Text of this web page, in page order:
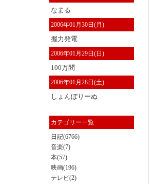
なまる
2006年01月30日(月)
握力発電
2006年01月29日(日)
100万問
2006年01月28日(土)
しょんぼりーぬ
カテゴリー一覧
日記(6766)
音楽(7)
本(57)
映画(196)
テレビ(2)